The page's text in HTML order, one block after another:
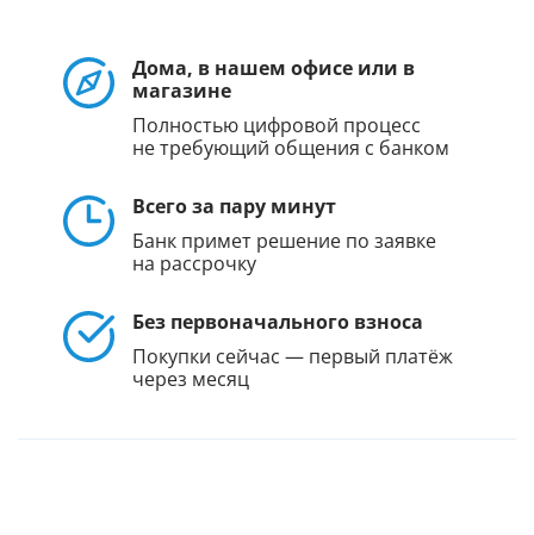
Дома, в нашем офисе или в
магазине
Полностью цифровой процесс
не требующий общения с банком
Всего за пару минут
Банк примет решение по заявке
на рассрочку
Без первоначального взноса
Покупки сейчас — первый платёж
через месяц